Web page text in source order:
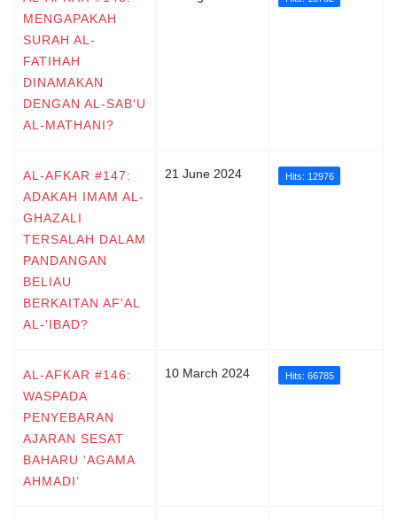
MENGAPAKAH
SURAH AL-
FATIHAH
DINAMAKAN
DENGAN AL-SAB‘U
AL-MATHANI?
AL-AFKAR #147:
ADAKAH IMAM AL-
GHAZALI
TERSALAH DALAM
PANDANGAN
BELIAU
BERKAITAN AF'AL
AL-'IBAD?
21 June 2024 Hits: 12976
AL-AFKAR #146:
WASPADA
PENYEBARAN
AJARAN SESAT
BAHARU ‘AGAMA
AHMADI’
10 March 2024 Hits: 66785